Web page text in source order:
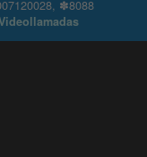
6007120028, ✽8088
yVideollamadas